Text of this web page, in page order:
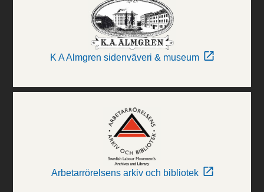
K A Almgren sidenväveri & museum
Arbetarrörelsens arkiv och bibliotek